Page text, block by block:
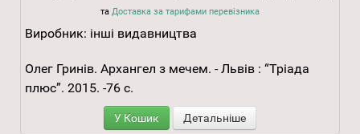
та Доставка за тарифами перевізника
Виробник: інші видавництва
Олег Гринів. Архангел з мечем. - Львів : “Тріада
плюс”. 2015. -76 с.
У Кошик Детальніше